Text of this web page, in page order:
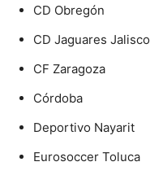
CD Obregón
CD Jaguares Jalisco
CF Zaragoza
Córdoba
Deportivo Nayarit
Eurosoccer Toluca